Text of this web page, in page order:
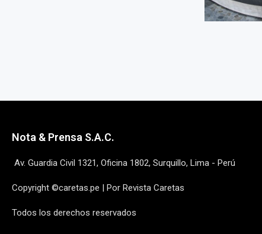
Nota & Prensa S.A.C.
Av. Guardia Civil 1321, Oficina 1802, Surquillo, Lima - Perú
Copyright ©caretas.pe | Por Revista Caretas
Todos los derechos reservados